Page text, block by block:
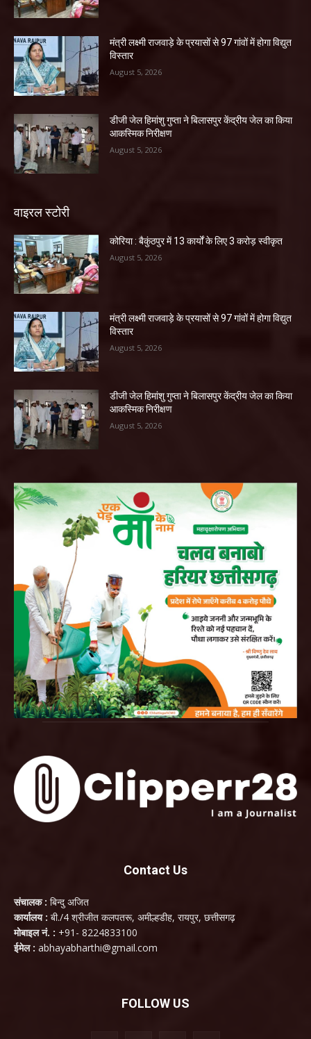
मंत्री लक्ष्मी राजवाड़े के प्रयासों से 97 गांवों में होगा विद्युत
विस्तार
August 5, 2026
डीजी जेल हिमांशु गुप्ता ने बिलासपुर केंद्रीय जेल का किया
आकस्मिक निरीक्षण
August 5, 2026
वाइरल स्टोरी
कोरिया : बैकुंठपुर में 13 कार्यों के लिए 3 करोड़ स्वीकृत
August 5, 2026
मंत्री लक्ष्मी राजवाड़े के प्रयासों से 97 गांवों में होगा विद्युत
विस्तार
August 5, 2026
डीजी जेल हिमांशु गुप्ता ने बिलासपुर केंद्रीय जेल का किया
आकस्मिक निरीक्षण
August 5, 2026
Contact Us
संचालक : बिन्दु अजित
कार्यालय : बी./4 श्रीजीत कलपतरू, अमील्हडीह, रायपुर, छत्तीसगढ़
मोबाइल नं. : +91- 8224833100
ईमेल : abhayabharthi@gmail.com
FOLLOW US